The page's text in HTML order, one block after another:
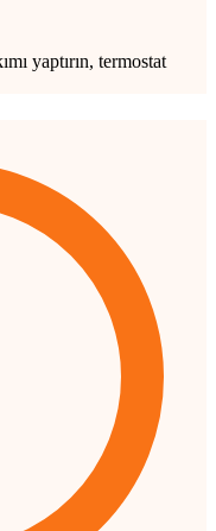
yaptırın, termostat